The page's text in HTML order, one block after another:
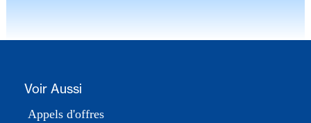
Voir Aussi
Appels d'offres